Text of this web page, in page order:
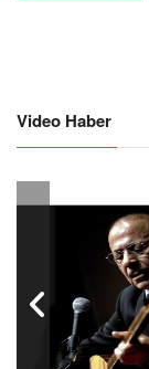
Video Haber